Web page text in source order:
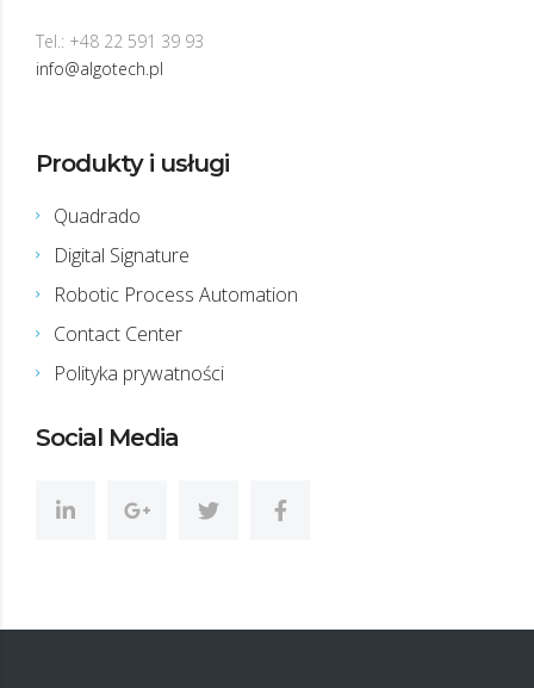
Tel.: +48 22 591 39 93
info@algotech.pl
Produkty i usługi
Quadrado
Digital Signature
Robotic Process Automation
Contact Center
Polityka prywatności
Social Media